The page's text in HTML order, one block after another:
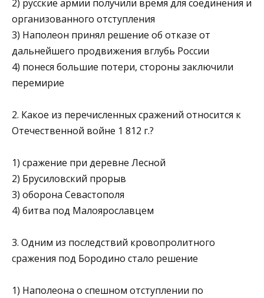
2) русские армии получили время для соединения и
органи­зованного отступления
3) Наполеон принял решение об отказе от
дальнейшего продвижения вглубь России
4) понеся большие потери, стороны заключили
перемирие
2. Какое из перечисленных сражений относится к
Отечествен­ной войне 1 812 г.?
1) сражение при деревне Лесной
2) Брусиловский прорыв
3) оборона Севастополя
4) битва под Малоярославцем
3. Одним из последствий кровопролитного
сражения под Бо­родино стало решение
1) Наполеона о спешном отступлении по